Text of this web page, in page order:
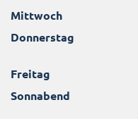
Mittwoch
Donnerstag
Freitag
Sonnabend